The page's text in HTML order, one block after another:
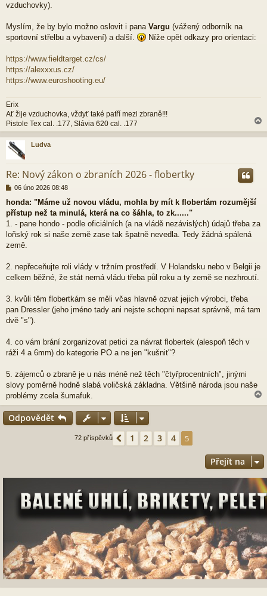
vzduchovky).
Myslím, že by bylo možno oslovit i pana Vargu (vážený odborník na
sportovní střelbu a vybavení) a další.
Níže opět odkazy pro orientaci:
https://www.fieldtarget.cz/cs/
https://alexxxus.cz/
https://www.euroshooting.eu/
Erix
Ať žije vzduchovka, vždyť také patří mezi zbraně!!!
Pistole Tex cal. .177, Slávia 620 cal. .177
a
h
Ludva
Re: Nový zákon o zbraních 2026 - flobertky
P
í
s
p
ě
e
06 úno 2026 08:48
honda: "Máme už novou vládu, mohla by mít k flobertám rozumější
přístup než ta minulá, která na co šáhla, to zk......"
1. - pane hondo - podle oficiálních (a na vládě nezávislých) údajů třeba za
loňský rok si naše země zase tak špatně nevedla. Tedy žádná spálená
země.
2. nepřeceňujte roli vlády v tržním prostředí. V Holandsku nebo v Belgii je
celkem běžné, že stát nemá vládu třeba půl roku a ty země se nezhroutí.
3. kvůli těm flobertkám se měli včas hlavně ozvat jejich výrobci, třeba
pan Dressler (jeho jméno tady ani nejste schopni napsat správně, má tam
dvě "s").
4. co vám brání zorganizovat petici za návrat flobertek (alespoň těch v
ráži 4 a 6mm) do kategorie PO a ne jen "kušnit"?
5. zájemců o zbraně je u nás méně než těch "čtyřprocentních", jinými
slovy poměrně hodně slabá voličská základna. Většině národa jsou naše
problémy zcela šumafuk.
a
Odpovědět
72 příspěvků Předchozí
1 2 3 4 5
Přejít na